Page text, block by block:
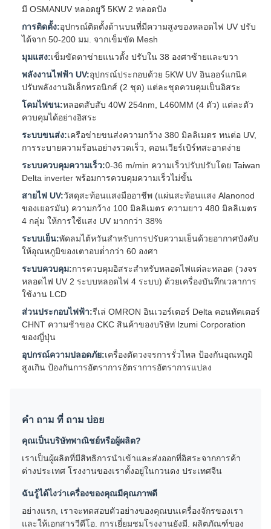
มี OSMANUV หลอดยูวี 5KW 2 หลอดปัง
การติดตั้ง:อุปกรณ์ติดตั้งด้านบนที่มีความสูงของหลอดไฟ UV ปรับ
ได้จาก 50-200 มม. จากเข็มขัด Mesh
มุมแสง:เข็มขัดตาข่ายแนวตั้ง ปรับใน 38 องศาซ้ายและขวา
พลังงานไฟฟ้า UV:อุปกรณ์ประกอบด้วย 5KW UV อินออร์แกนิค
ปรับพลังงานอิเล็กทรอนิกส์ (2 ชุด) แต่ละชุดควบคุมเป็นอิสระ
โคมไฟขน:หลอดสับสับ 40W 254nm, L460MM (4 ตัว) แต่ละตัว
ควบคุมได้อย่างอิสระ
ระบบขนส่ง:เครือข่ายขนส่งความกว้าง 380 มิลลิเมตร ทนต่อ UV,
การระบายความร้อนอย่างรวดเร็ว, คอนเวียร์เบิร์ทสะอาดง่าย
ระบบควบคุมความเร็ว:0-36 m/min ความเร็วปรับปรับโดย Taiwan
Delta inverter พร้อมการควบคุมความเร็วไม่ขั้น
สายไฟ UV:วัสดุสะท้อนแสงมืออาชีพ (แผ่นสะท้อนแสง Alanonod
ของเยอรมัน) ความกว้าง 100 มิลลิเมตร ความยาว 480 มิลลิเมตร
4 กลุ่ม ให้การใช้แสง UV มากกว่า 38%
ระบบเย็น:พัดลมไต้หวันสําหรับการปรับความเย็นด้วยอากาศบังคับ
ให้อุณหภูมิของเตาอบต่ํากว่า 60 องศา
ระบบควบคุม:การควบคุมอิสระสําหรับหลอดไฟแต่ละหลอด (วงจร
หลอดไฟ UV 2 ระบบหลอดไฟ 4 ระบบ) ด้วยเครื่องบันทึกเวลาการ
ใช้งาน LCD
ส่วนประกอบไฟฟ้า:รีเล่ OMRON อินเวอร์เตอร์ Delta คอนทัคเตอร์
CHNT ความช้าของ CKC สินค้าของบริษัท Izumi Corporation
ของญี่ปุ่น
อุปกรณ์ความปลอดภัย:เครื่องตัดวงจรการรั่วไหล ป้องกันอุณหภูมิ
สูงเกิน ป้องกันการอัตราการอัตราการอัตราการแปลง
คํา ถาม ที่ ถาม บ่อย
คุณเป็นบริษัทพาณิชย์หรือผู้ผลิต?
เราเป็นผู้ผลิตที่มีสิทธิการนําเข้าและส่งออกที่อิสระจากการค้า
ต่างประเทศ โรงงานของเราตั้งอยู่ในกวนดง ประเทศจีน
ฉันรู้ได้ไงว่าเครื่องของคุณมีคุณภาพดี
อย่างแรก, เราจะทดสอบตัวอย่างของคุณบนเครื่องจักรของเรา
และให้เอกสารวีดีโอ. การเยี่ยมชมโรงงานยังมี. ผลิตภัณฑ์ของ